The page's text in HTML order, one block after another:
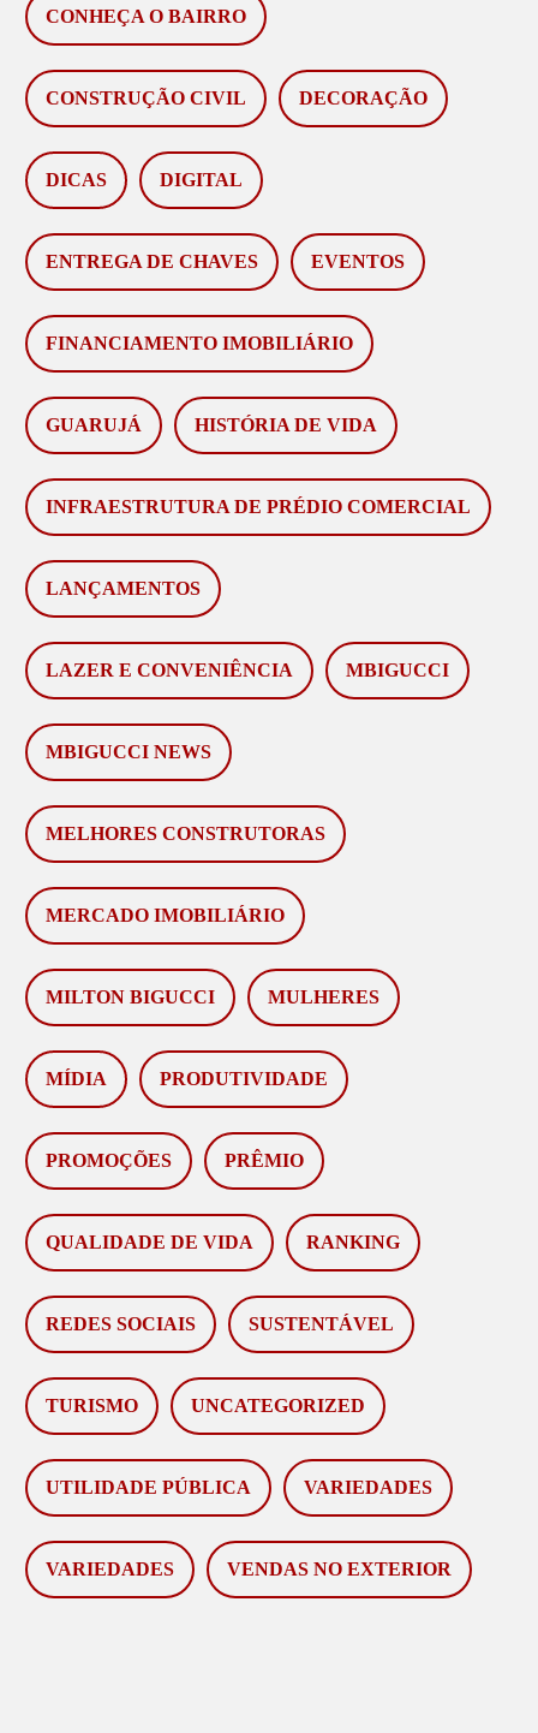
CONHEÇA O BAIRRO
CONSTRUÇÃO CIVIL DECORAÇÃO
DICAS DIGITAL
ENTREGA DE CHAVES EVENTOS
FINANCIAMENTO IMOBILIÁRIO
GUARUJÁ HISTÓRIA DE VIDA
INFRAESTRUTURA DE PRÉDIO COMERCIAL
LANÇAMENTOS
LAZER E CONVENIÊNCIA MBIGUCCI
MBIGUCCI NEWS
MELHORES CONSTRUTORAS
MERCADO IMOBILIÁRIO
MILTON BIGUCCI MULHERES
MÍDIA PRODUTIVIDADE
PROMOÇÕES PRÊMIO
QUALIDADE DE VIDA RANKING
REDES SOCIAIS SUSTENTÁVEL
TURISMO UNCATEGORIZED
UTILIDADE PÚBLICA VARIEDADES
VARIEDADES VENDAS NO EXTERIOR